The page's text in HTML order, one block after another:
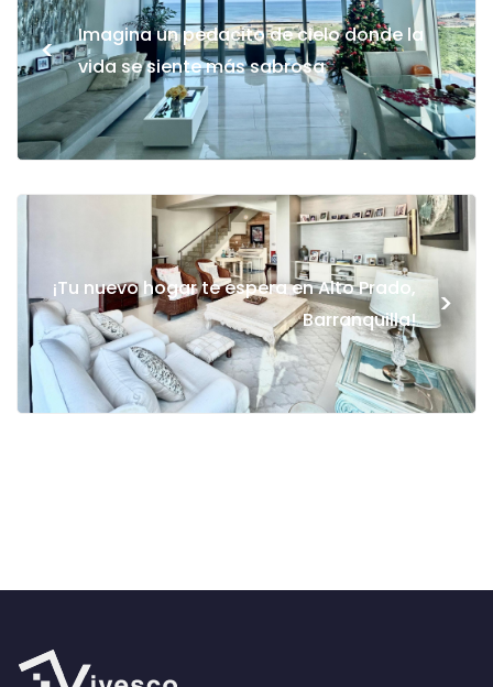
<
Imagina un pedacito de cielo donde la
vida se siente más sabrosa
¡Tu nuevo hogar te espera en Alto Prado,
Barranquilla!
>